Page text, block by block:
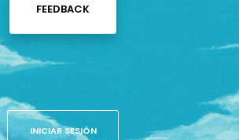
FEEDBACK
INICIAR SESIÓN